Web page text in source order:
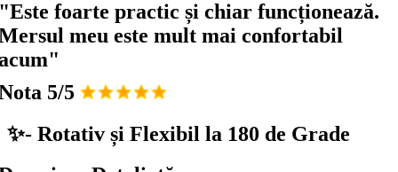
foarte practic și chiar funcționează.
meu este mult mai confortabil
5/5
✨- Rotativ și Flexibil la 180 de Grade